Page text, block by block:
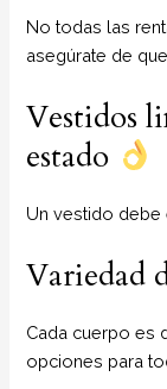
No todas las
asegúrate de
Vestidos
estado
Un vestido debe
Variedad
Cada cuerpo es
opciones para